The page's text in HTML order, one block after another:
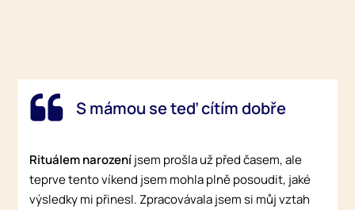
S mámou se teď cítím dobře
Rituálem narozeníjsem prošla už před časem, ale
teprve tento víkend jsem mohla plně posoudit, jaké
výsledky mi přinesl. Zpracovávala jsem si můj vztah